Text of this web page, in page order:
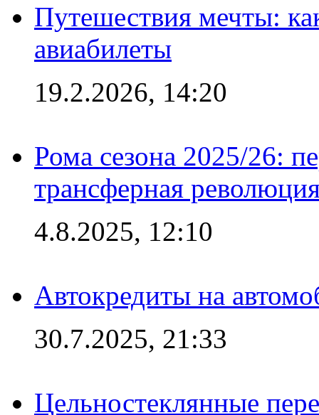
Путешествия мечты:
авиабилеты
19.2.2026, 14:20
Рома сезона 2025/26:
трансферная
4.8.2025, 12:10
Автокредиты на
30.7.2025, 21:33
Цельностеклянные